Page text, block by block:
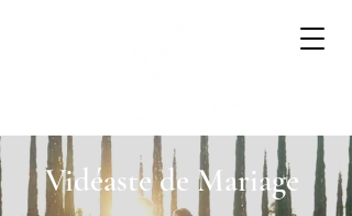
Vidéaste de Mariage